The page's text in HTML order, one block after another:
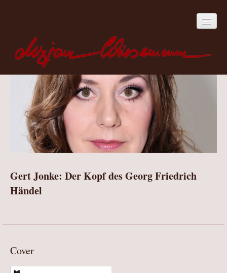
Zur Person
Projekte
Aktuelles
Belletristik-Hörbücher
Gert Jonke: Der Kopf des Georg Friedrich
Händel
Cover